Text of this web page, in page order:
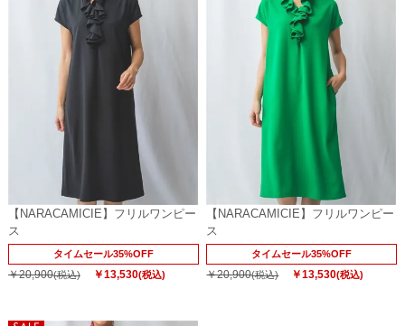
【NARACAMICIE】フリルワンピー
ス
タイムセール35%OFF
￥20,900(税込) ￥13,530(税込)
【NARACAMICIE】フリルワンピー
ス
タイムセール35%OFF
￥20,900(税込) ￥13,530(税込)